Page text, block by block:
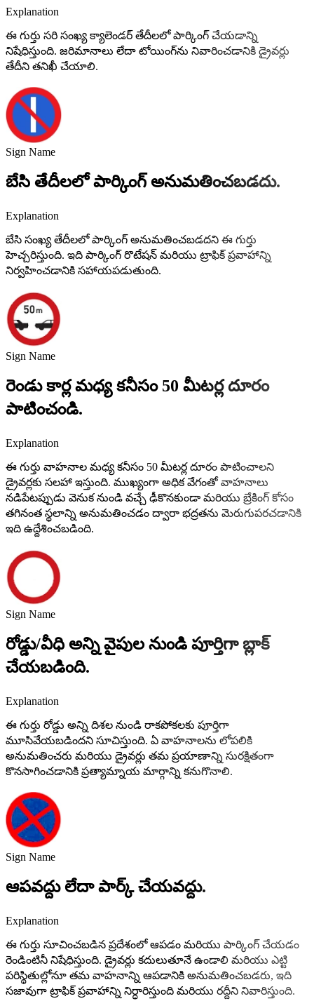
Explanation
ఈ గుర్తు సరి సంఖ్య క్యాలెండర్ తేదీలలో పార్కింగ్ చేయడాన్ని
నిషేధిస్తుంది. జరిమానాలు లేదా టోయింగ్‌ను నివారించడానికి డ్రైవర్లు
తేదీని తనిఖీ చేయాలి.
Sign Name
బేసి తేదీలలో పార్కింగ్ అనుమతించబడదు.
Explanation
బేసి సంఖ్య తేదీలలో పార్కింగ్ అనుమతించబడదని ఈ గుర్తు
హెచ్చరిస్తుంది. ఇది పార్కింగ్ రొటేషన్ మరియు ట్రాఫిక్ ప్రవాహాన్ని
నిర్వహించడానికి సహాయపడుతుంది.
Sign Name
రెండు కార్ల మధ్య కనీసం 50 మీటర్ల దూరం
పాటించండి.
Explanation
ఈ గుర్తు వాహనాల మధ్య కనీసం 50 మీటర్ల దూరం పాటించాలని
డ్రైవర్లకు సలహా ఇస్తుంది. ముఖ్యంగా అధిక వేగంతో వాహనాలు
నడిపేటప్పుడు వెనుక నుండి వచ్చే ఢీకొనకుండా మరియు బ్రేకింగ్ కోసం
తగినంత స్థలాన్ని అనుమతించడం ద్వారా భద్రతను మెరుగుపరచడానికి
ఇది ఉద్దేశించబడింది.
Sign Name
రోడ్డు/వీధి అన్ని వైపుల నుండి పూర్తిగా బ్లాక్
చేయబడింది.
Explanation
ఈ గుర్తు రోడ్డు అన్ని దిశల నుండి రాకపోకలకు పూర్తిగా
మూసివేయబడిందని సూచిస్తుంది. ఏ వాహనాలను లోపలికి
అనుమతించరు మరియు డ్రైవర్లు తమ ప్రయాణాన్ని సురక్షితంగా
కొనసాగించడానికి ప్రత్యామ్నాయ మార్గాన్ని కనుగొనాలి.
Sign Name
ఆపవద్దు లేదా పార్క్ చేయవద్దు.
Explanation
ఈ గుర్తు సూచించబడిన ప్రదేశంలో ఆపడం మరియు పార్కింగ్ చేయడం
రెండింటినీ నిషేధిస్తుంది. డ్రైవర్లు కదులుతూనే ఉండాలి మరియు ఎట్టి
పరిస్థితుల్లోనూ తమ వాహనాన్ని ఆపడానికి అనుమతించబడరు, ఇది
సజావుగా ట్రాఫిక్ ప్రవాహాన్ని నిర్ధారిస్తుంది మరియు రద్దీని నివారిస్తుంది.